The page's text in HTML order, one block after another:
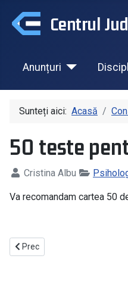
Centrul
Anunțuri
Sunteți aici: Acasă
50 teste
Cristina Albu
Va recomandam cartea 50
Articol precedent: Nu fi un
Prec